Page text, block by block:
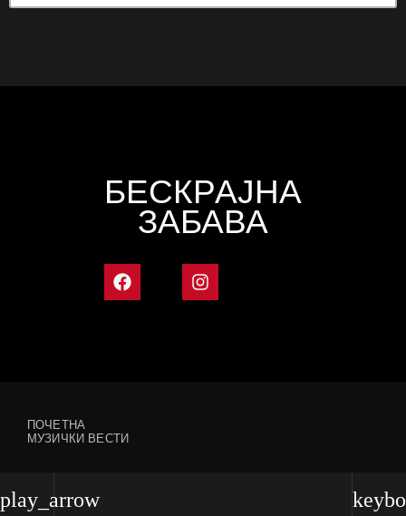
play_arrow
БЕСКРАЈНА
ЗАБАВА
ПОЧЕТНА
МУЗИЧКИ ВЕСТИ